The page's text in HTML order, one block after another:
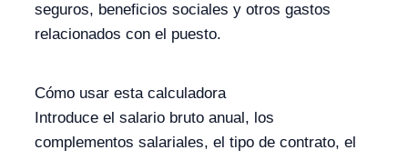
seguros, beneficios sociales y otros gastos
relacionados con el puesto.
Cómo usar esta calculadora
Introduce el salario bruto anual, los
complementos salariales, el tipo de contrato, el